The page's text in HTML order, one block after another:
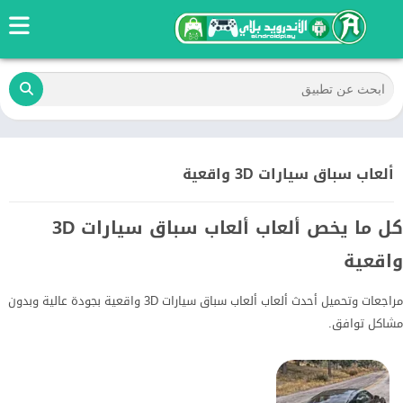
ألعاب سباق سيارات 3D واقعية
كل ما يخص ألعاب ألعاب سباق سيارات 3D
واقعية
مراجعات وتحميل أحدث ألعاب ألعاب سباق سيارات 3D واقعية بجودة عالية وبدون
مشاكل توافق.